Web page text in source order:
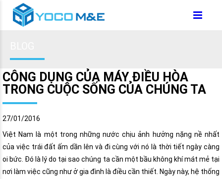
CÔNG DỤNG CỦA MÁY ĐIỀU HÒA
TRONG CUỘC SỐNG CỦA CHÚNG TA
27/01/2016
Việt Nam là một trong những nước chịu ảnh hưởng nặng nề nhất
của việc trái đất ấm dần lên và đi cùng với nó là thời tiết ngày càng
oi bức. Đó là lý do tại sao chúng ta cần một bầu không khí mát mẻ tại
nơi làm việc cũng như ở gia đình là điều cần thiết. Ngày này, hệ thống